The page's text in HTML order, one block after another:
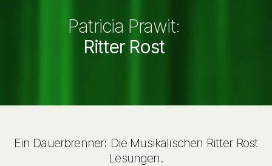
Patricia Prawit:
Ritter Rost
Ein Dauerbrenner: Die Musikalischen Ritter Rost
Lesungen.